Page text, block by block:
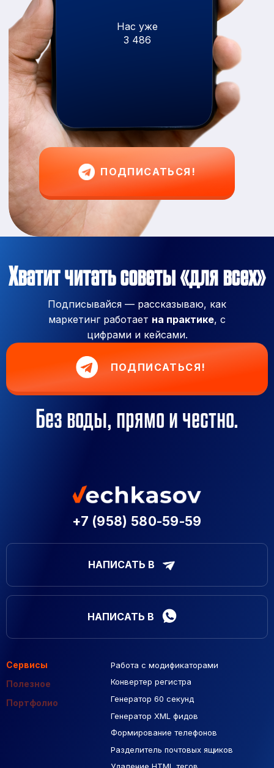
ПОДПИСАТЬСЯ!
Нас уже
3 486
Хватит читать советы «для всех»
Подписывайся — рассказываю, как
маркетинг работает на практике, с
цифрами и кейсами.
ПОДПИСАТЬСЯ!
Без воды, прямо и честно.
+7 (958) 580-59-59
НАПИСАТЬ В
НАПИСАТЬ В
Сервисы
Полезное
Портфолио
Работа с модификаторами
Конвертер регистра
Генератор 60 секунд
Генератор XML фидов
Формирование телефонов
Разделитель почтовых ящиков
Подборка сайтов
Макеты Figma
База Яндекс Карты
РСЯ площадки
Созданные сайты
Контекстная реклама